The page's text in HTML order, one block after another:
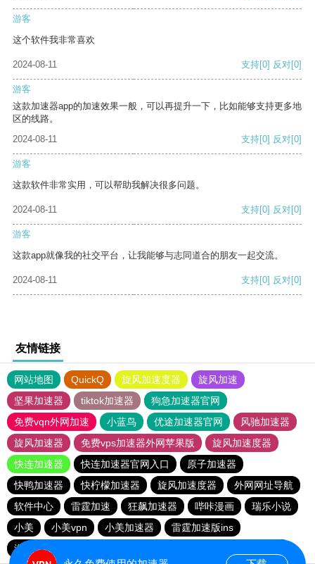
游客
这个软件我非常喜欢
2024-08-11 支持[0] 反对[0]
游客
这款加速器app的加速效果一般，可以再提升一下，比如能够支持更多地
区的线路。
2024-08-11
支持[0] 反对[0]
游客
这款软件非常实用，可以帮助我解决很多问题。
2024-08-11 支持[0] 反对[0]
游客
这款app就像我的社交平台，让我能够与志同道合的朋友一起交流。
2024-08-11 支持[0] 反对[0]
友情链接
网站地图 QuickQ 旋风加速度器
旋风加速
坚果加速器
tiktok加速器
狗急加速器官网
免费vqn外网加速
小蓝鸟 优途加速器官网
风驰加速器
旋风加速器
免费vps加速器外网苹果版
旋风加速度器
快连加速器
快连加速器官网入口
原子加速器
快鸭加速器
快柠檬加速器 旋风加速度器
外网网址导航
软件中心
雷霆加速 狂飙加速器 哔咔漫画
瑞乐小说
小美
小美vpn 小美加速器
雷霆加速版ins
海鸥加速器下载